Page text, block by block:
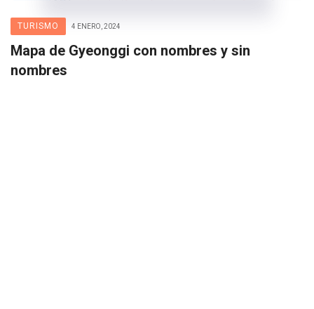
TURISMO 4 ENERO, 2024
Mapa de Gyeonggi con nombres y sin
nombres